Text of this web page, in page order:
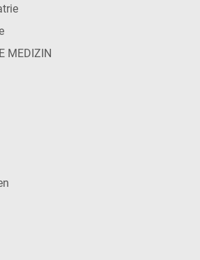
MEDIZIN